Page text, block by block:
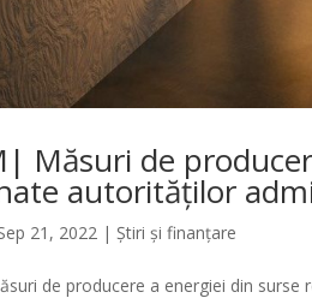
Măsuri de
autorităților
21, 2022 | Știri și finanțare
de producere a energiei din